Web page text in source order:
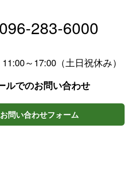
283-6000
～17:00（土日祝休み）
ルでのお問い合わせ
お問い合わせフォーム